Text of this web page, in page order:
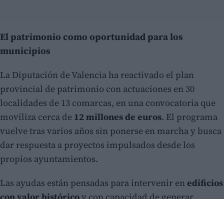
El patrimonio como oportunidad para los
municipios
La Diputación de Valencia ha reactivado el plan
provincial de patrimonio con actuaciones en 30
localidades de 13 comarcas, en una convocatoria que
moviliza cerca de 12 millones de euros. El programa
vuelve tras varios años sin ponerse en marcha y busca
dar respuesta a proyectos impulsados desde los
propios ayuntamientos.
Las ayudas están pensadas para intervenir enedificios